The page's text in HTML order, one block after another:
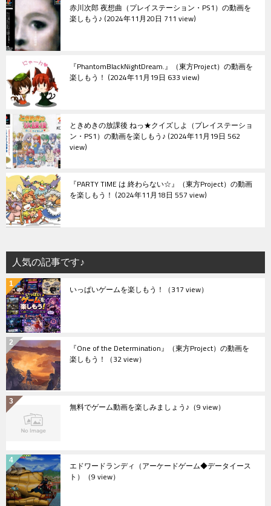
赤川次郎 夜想曲（プレイステーション・PS1）の動画を
楽しもう♪ 2024年11月20日 711 view
『PhantomBlackNightDream.』（東方Project）の動画を
楽しもう！ 2024年11月19日 633 view
ときめきの放課後 ねっ★クイズしよ（プレイステーショ
ン・PS1）の動画を楽しもう♪ 2024年11月19日 562
view
『PARTY TIME は 終わらない☆』（東方Project）の動画
を楽しもう！ 2024年11月18日 557 view
人気の記事です♪
いっぱいゲームを楽しもう！ （317 view）
『One of the Determination』（東方Project）の動画を
楽しもう！ （32 view）
無料でゲーム動画を楽しみましょう♪ （9 view）
エドワードランディ（アーケードゲーム◆データイース
ト） （9 view）